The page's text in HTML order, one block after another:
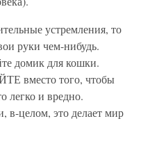
устремления, то
руки чем-нибудь.
домик для кошки.
вместо того, чтобы
и вредно.
в-целом, это делает мир